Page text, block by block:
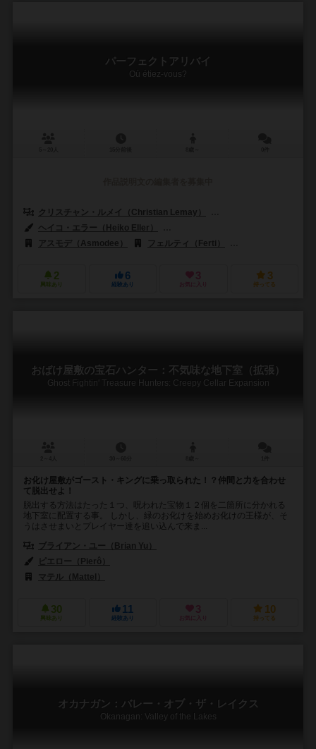
パーフェクトアリバイ
Où étiez-vous?
クリスチャン・ルメイ（Christian Lemay）
ヘイコ・エラー（Heiko Eller）
アスモデ（Asmodee）
フェルティ（Ferti）
2
興味あり
6
経験あり
3
お気に入り
3
持ってる
おばけ屋敷の宝石ハンター：不気味な地下室（拡張）
Ghost Fightin' Treasure Hunters: Creepy Cellar Expansion
お化け屋敷がゴースト・キングに乗っ取られた！？仲間と力を合わせ
て脱出せよ！
脱出する方法はたった１つ、呪われた宝物１２個を二箇所に分かれる
地下室に配置する事。 しかし、緑のお化けを始めお化けの王様が、そ
うはさせまいとプレイヤー達を追い込んで来ま...
ブライアン・ユー（Brian Yu）
ピエロー（Pierô）
マテル（Mattel）
30
興味あり
11
経験あり
3
お気に入り
10
持ってる
オカナガン：バレー・オブ・ザ・レイクス
Okanagan: Valley of the Lakes